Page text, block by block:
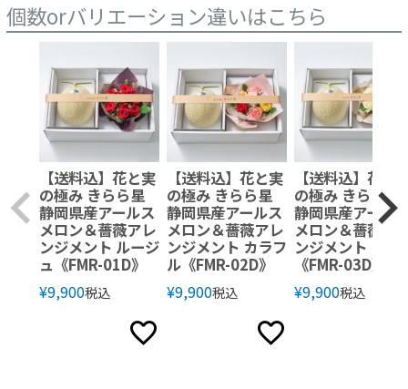
個数orバリエーション違いはこちら
【送料込】花と実
の極み きらら星
静岡県産アールス
メロン＆薔薇アレ
ンジメント ルージ
ュ《FMR-01D》
¥9,900税込
【送料込】花と実
の極み きらら星
静岡県産アールス
メロン＆薔薇アレ
ンジメント カラフ
ル《FMR-02D》
¥9,900税込
【送料込】花と
の極み きらら
静岡県産アール
メロン＆薔薇ア
ンジメント ピュ
《FMR-03D》
¥9,900税込